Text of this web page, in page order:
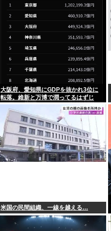
大阪府、愛知県にGDPを抜かれ3位に
転落。維新と万博で潤ってるはずじ
ゃ…
米国の民間組織、一線を越える…